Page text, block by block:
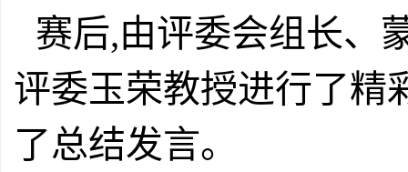
赛后,由评委会组长、
评委玉荣教授进行了精
了总结发言。